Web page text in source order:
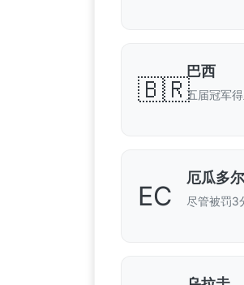
🇧🇷
巴西
五届冠军
EC
厄瓜多尔
尽管被罚3